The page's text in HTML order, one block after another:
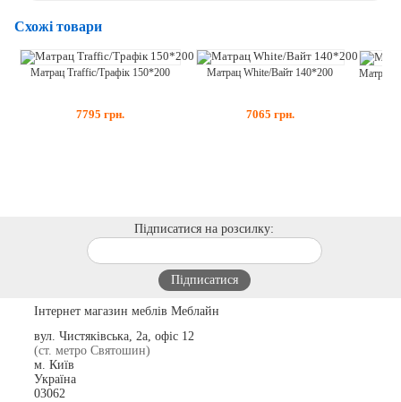
Схожі товари
Матрац Traffic/Трафік 150*200
7795 грн.
Матрац White/Вайт 140*200
7065 грн.
Підписатися на розсилку:
Інтернет магазин меблів Меблайн
вул. Чистяківська, 2а, офіс 12
(ст. метро Святошин)
м. Київ
Україна
03062